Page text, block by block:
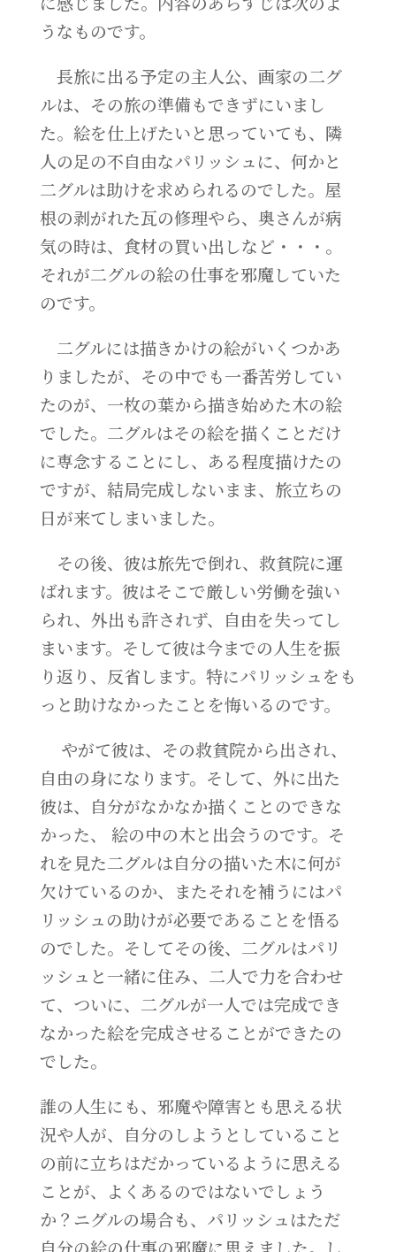
うなものです。
長旅に出る予定の主人公、画家の二グ
ルは、その旅の準備もできずにいまし
た。絵を仕上げたいと思っていても、隣
人の足の不自由なパリッシュに、何かと
二グルは助けを求められるのでした。屋
根の剥がれた瓦の修理やら、奥さんが病
気の時は、食材の買い出しなど・・・。
それが二グルの絵の仕事を邪魔していた
のです。
二グルには描きかけの絵がいくつかあ
りましたが、その中でも一番苦労してい
たのが、一枚の葉から描き始めた木の絵
でした。二グルはその絵を描くことだけ
に専念することにし、ある程度描けたの
ですが、結局完成しないまま、旅立ちの
日が来てしまいました。
その後、彼は旅先で倒れ、救貧院に運
ばれます。彼はそこで厳しい労働を強い
られ、外出も許されず、自由を失ってし
まいます。そして彼は今までの人生を振
り返り、反省します。特にパリッシュをも
っと助けなかったことを悔いるのです。
やがて彼は、その救貧院から出され、
自由の身になります。そして、外に出た
彼は、自分がなかなか描くことのできな
かった、 絵の中の木と出会うのです。そ
れを見た二グルは自分の描いた木に何が
欠けているのか、またそれを補うにはパ
リッシュの助けが必要であることを悟る
のでした。そしてその後、二グルはパリ
ッシュと一緒に住み、二人で力を合わせ
て、ついに、二グルが一人では完成でき
なかった絵を完成させることができたの
でした。
誰の人生にも、邪魔や障害とも思える状
況や人が、自分のしようとしていること
の前に立ちはだかっているように思える
ことが、よくあるのではないでしょう
か？ニグルの場合も、パリッシュはただ